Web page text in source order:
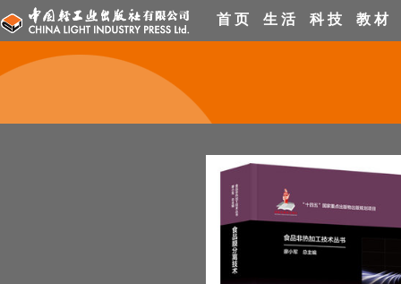
首 页 生 活 科 技 教 材